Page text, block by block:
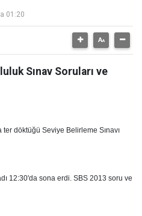
01:20
Sınav Soruları ve
döktüğü Seviye Belirleme Sınavı
12:30'da sona erdi. SBS 2013 soru ve